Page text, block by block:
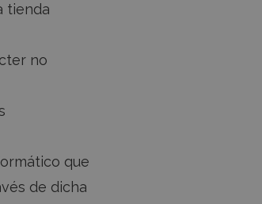
tienda
no
que
de dicha